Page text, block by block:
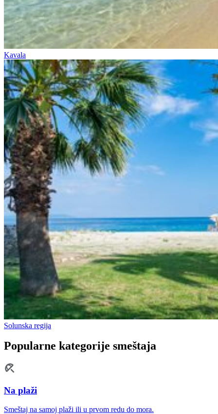
Kavala
Solunska regija
Popularne kategorije smeštaja
Na plaži
Smeštaj na samoj plaži ili u prvom redu do mora.